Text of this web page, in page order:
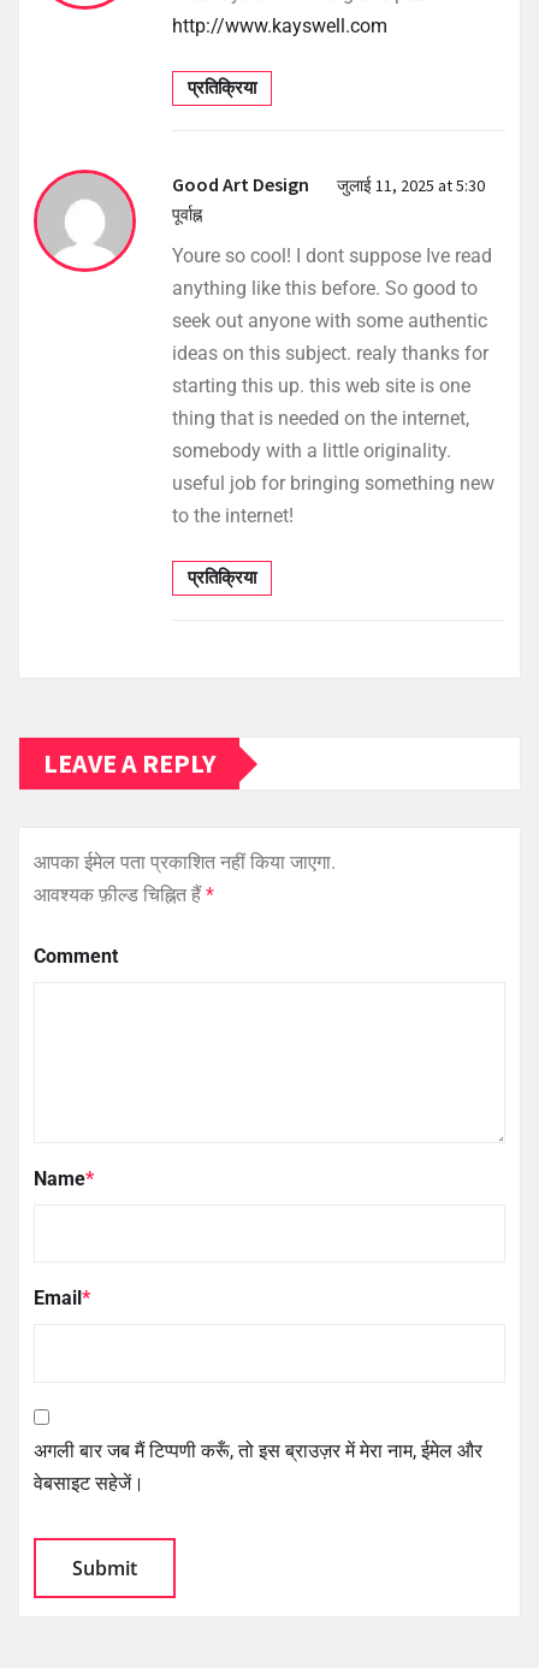
http://www.kayswell.com
प्रतिक्रिया
Good Art Design
जुलाई 11, 2025 at 5:30
पूर्वाह्न
Youre so cool! I dont suppose Ive read
anything like this before. So good to
seek out anyone with some authentic
ideas on this subject. realy thanks for
starting this up. this web site is one
thing that is needed on the internet,
somebody with a little originality.
useful job for bringing something new
to the internet!
प्रतिक्रिया
LEAVE A REPLY
आपका ईमेल पता प्रकाशित नहीं किया जाएगा.
आवश्यक फ़ील्ड चिह्नित हैं*
Comment
Name*
Email *
अगली बार जब मैं टिप्पणी करूँ, तो इस ब्राउज़र में मेरा नाम, ईमेल और
वेबसाइट सहेजें।